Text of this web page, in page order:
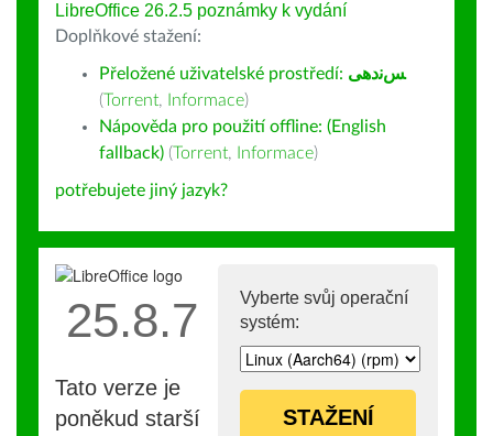
LibreOffice 26.2.5 poznámky k vydání
Doplňkové stažení:
Přeložené uživatelské prostředí: ﺲﻧﺩھی
(Torrent, Informace)
Nápověda pro použití offline: (English
fallback) (Torrent, Informace)
potřebujete jiný jazyk?
Vyberte svůj operační
systém:
STAŽENÍ
25.8.7
Tato verze je
poněkud starší